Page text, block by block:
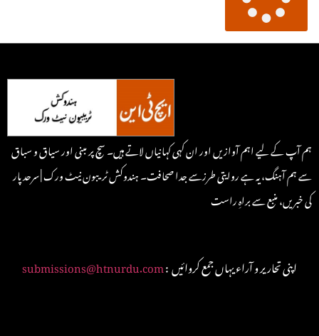
ہم آپ کے لیے اہم آوازیں اور ان کہی کہانیاں لاتے ہیں۔ سچ پر مبنی اور سیاق و سباق
سے ہم آہنگ، یہ ہے روایتی طرزسے جدا صحافت۔ ہندوکش ٹریبون نیٹ ورک | سرحد پار
کی خبریں، منبع سے براہِ راست
submissions@htnurdu.com : اپنی تحاریر و آراء یہاں جمع کروائیں